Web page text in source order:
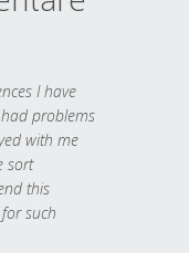
I have
problems
with me
sort
this
such